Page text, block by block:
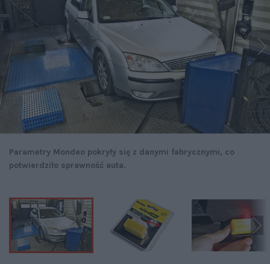
Parametry Mondeo pokryły się z danymi fabrycznymi, co
potwierdziło sprawność auta.